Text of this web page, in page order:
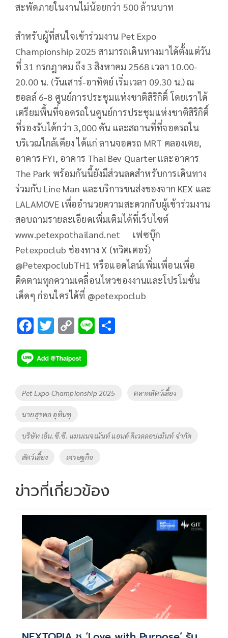
สะพัดภายในงานไม่น้อยกว่า 500 ล้านบาท
สำหรับผู้ที่สนใจเข้าร่วมงาน Pet Expo
Championship 2025 สามารถเดินทางมาได้ตั้งแต่วัน
ที่ 31 กรกฎาคม ถึง 3 สิงหาคม 2568 เวลา 10.00-
20.00 น. (วันเสาร์-อาทิตย์ เริ่มเวลา 09.30 น.) ณ
ฮอลล์ 6-8 ศูนย์การประชุมแห่งชาติสิริกิติ์ โดยเราได้
เตรียมพื้นที่จอดรถในศูนย์การประชุมแห่งชาติสิริกิติ์
ที่รองรับได้กว่า 3,000 คัน และสถานที่ที่จอดรถใน
บริเวณใกล้เคียง ได้แก่ ลานจอดรถ MRT คลองเตย,
อาคาร FYI, อาคาร Thai Bev Quarter และอาคาร
The Park พร้อมกันนี้ยังมีส่วนลดสำหรับการเดินทาง
ร่วมกับ Line Man และบริการขนส่งของจาก KEX และ
LALAMOVE เพื่ออำนวยความสะดวกกับผู้เข้าร่วมงาน
สอบถามรายละเอียดเพิ่มเติมได้ที่เว็บไซต์
www.petexpothailand.net เฟซบุ๊ก
Petexpoclub ช่องทาง X (ทวิตเตอร์)
@PetexpoclubTH1 หรือแอดไลน์เพิ่มเพื่อนเพื่อ
ติดตามทุกความเคลื่อนไหวของงานและโปรโมชั่น
เด็ดๆ ก่อนใครได้ที่ @petexpoclub
F
e
b
o
k
T
tt
er
C
p
y
Li
Li
Tags
Pet Expo Championship 2025 ตลาดสัตว์เลี้ยง
นายสุรพล อุทินทุ
บริษัท เอ็น.ซี.ซี. แมนเนจเม้นท์ แอนด์ ดิเวลลอปเม้นท์ จำกัด
สัตว์เลี้ยง เศรษฐกิจ
ข่าวที่เกี่ยวข้อง